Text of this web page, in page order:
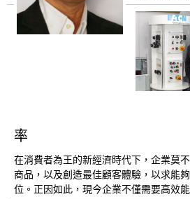
率
在消費者為王的新經濟時代下，企業莫
商品，以及創造最佳顧客體驗，以求能
位。正因如此，現今企業不僅需要高效